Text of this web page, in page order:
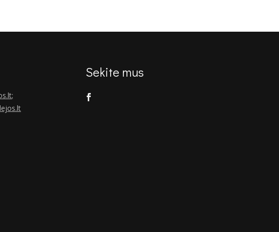
;
Sekite mus